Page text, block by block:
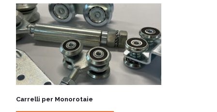
Carrelli per Monorotaie